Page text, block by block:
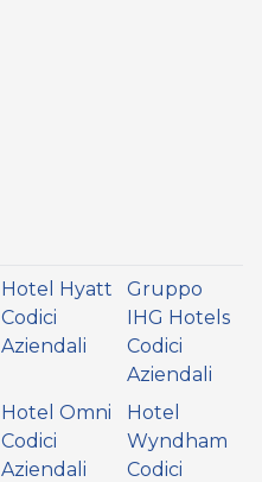
Hotel Hyatt
Codici
Aziendali
Gruppo
IHG Hotels
Codici
Aziendali
Hotel Omni
Codici
Aziendali
Hotel
Wyndham
Codici